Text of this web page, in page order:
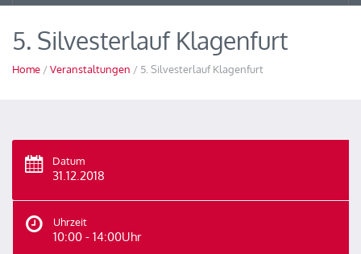
5. Silvesterlauf Klagenfurt
Home /Veranstaltungen / 5. Silvesterlauf Klagenfurt
Datum
31.12.2018
Uhrzeit
10:00 - 14:00Uhr